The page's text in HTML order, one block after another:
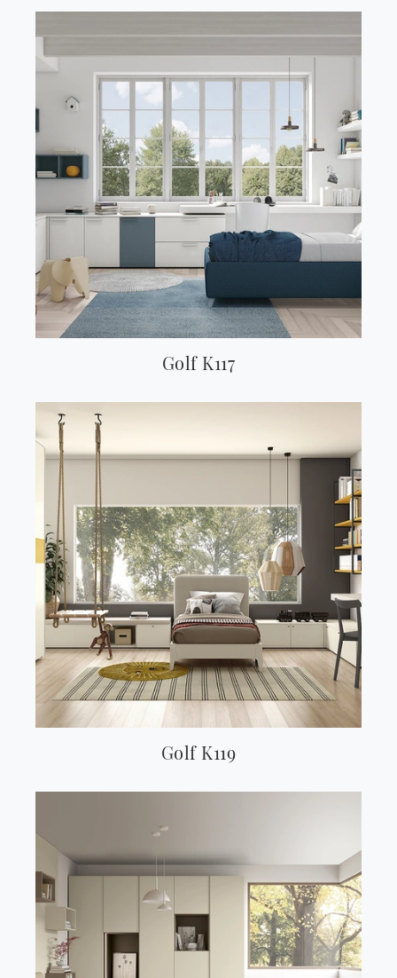
Golf K117
Golf K119